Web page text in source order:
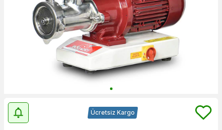
Ücretsiz Kargo